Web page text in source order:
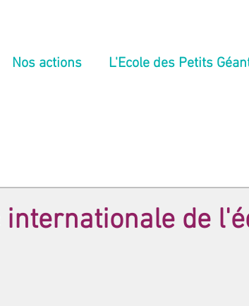
Nos actions L'Ecole des Petits
internationale de